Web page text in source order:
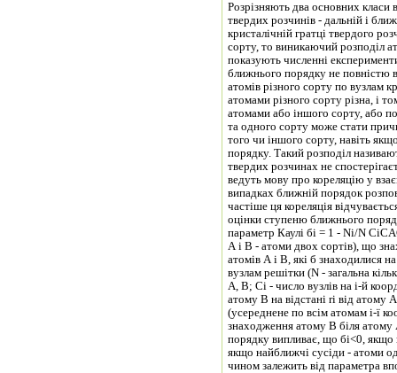
Розрізняють два основних класи
твердих розчинів - дальній і
кристалічній гратці твердого
сорту, то виникаючий розподіл
показують численні
ближнього порядку не повністю
атомів різного сорту по вузлам
атомами різного сорту різна, і
атомами або іншого сорту, або
та одного сорту може стати
того чи іншого сорту, навіть
порядку. Такий розподіл
твердих розчинах не
ведуть мову про кореляцію у
випадках ближній порядок
частіше ця кореляція
оцінки ступеню ближнього
параметр Каулі бі = 1 - Ni/N
А і В - атоми двох сортів), що
атомів А і В, які б знаходилися
вузлам решітки (N - загальна
А, В; Сі - число вузлів на і-й
атому В на відстані ri від атому
(усереднене по всім атомам і-ї
знаходження атому В біля атому
порядку випливає, що бі<0, якщо
якщо найближчі сусіди - атоми
чином залежить від параметра